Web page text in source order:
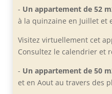
- Un appartement de 52
à la quinzaine en Juillet et
Visitez virtuellement cet
Consultez le calendrier et
- Un appartement de 50
et en Aoutau travers des